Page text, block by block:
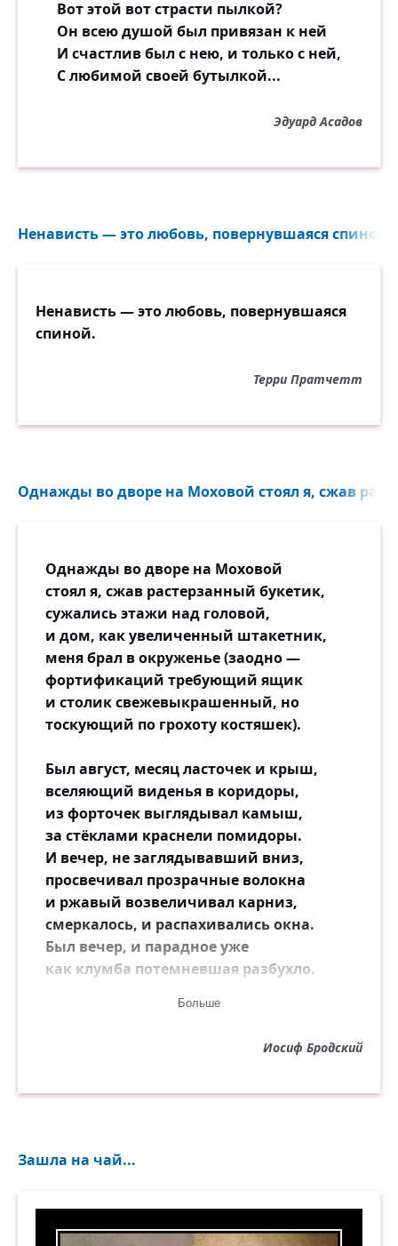
Вот этой вот страсти пылкой?
Он всею душой был привязан к ней
И счастлив был с нею, и только с ней,
С любимой своей бутылкой...
Эдуард Асадов
Ненависть — это любовь, повернувшаяся
Ненависть — это любовь, повернувшаяся
спиной.
Терри Пратчетт
Однажды во дворе на Моховой стоял я, сжав
Однажды во дворе на Моховой
стоял я, сжав растерзанный букетик,
сужались этажи над головой,
и дом, как увеличенный штакетник,
меня брал в окруженье (заодно —
фортификаций требующий ящик
и столик свежевыкрашенный, но
тоскующий по грохоту костяшек).
Был август, месяц ласточек и крыш,
вселяющий виденья в коридоры,
из форточек выглядывал камыш,
за стёклами краснели помидоры.
И вечер, не заглядывавший вниз,
просвечивал прозрачные волокна
и ржавый возвеличивал карниз,
смеркалось, и распахивались окна.
Был вечер, и парадное уже
как клумба потемневшая разбухло.
маячила пластмассовая кукла.
безжизненна, и (плачь, антибиотик)
и сумерки приветствовал животик.
ей ножки повыдёргивал из чресел.
папаша её склеил и повесил
сушиться, чтоб бедняжку привести
Больше
Иосиф Бродский
Зашла на чай...